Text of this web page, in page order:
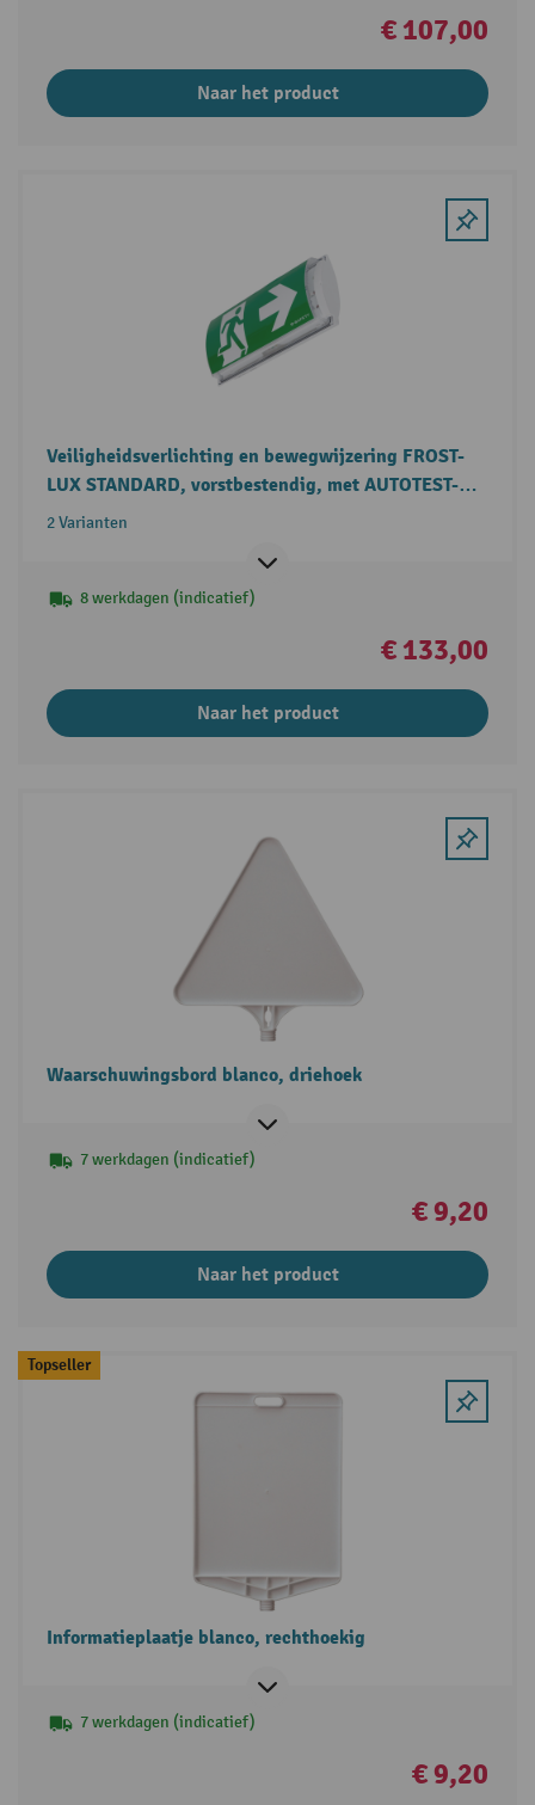
€ 107,00
Naar het product
Veiligheidsverlichting en bewegwijzering FROST-
LUX STANDARD, vorstbestendig, met AUTOTEST-
functie
2 Varianten
8 werkdagen (indicatief)
€ 133,00
Naar het product
Waarschuwingsbord blanco, driehoek
7 werkdagen (indicatief)
€ 9,20
Naar het product
Topseller
Informatieplaatje blanco, rechthoekig
7 werkdagen (indicatief)
€ 9,20